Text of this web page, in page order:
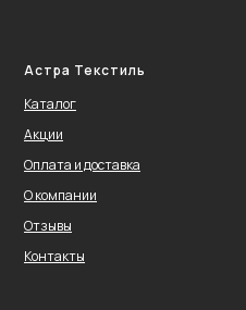
Астра Текстиль
Каталог
Акции
Оплата и доставка
О компании
Отзывы
Контакты